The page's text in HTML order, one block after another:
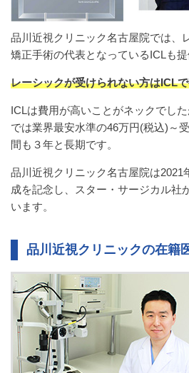
品川近視クリニック名古屋院では、
矯正手術の代表となっているICLも提
レーシックが受けられない方はICL
ICLは費用が高いことがネックでし
では業界最安水準の46万円(税込)～
間も３年と長期です。
品川近視クリニック名古屋院は2021
成を記念し、スター・サージカル社
います。
品川近視クリニックの在籍